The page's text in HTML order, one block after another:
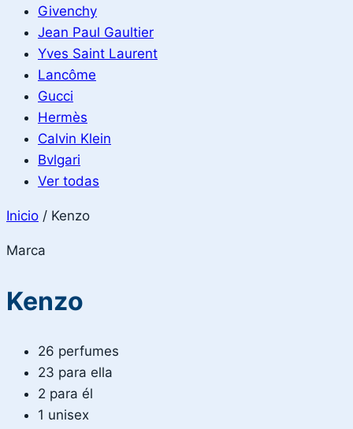
Givenchy
Jean Paul Gaultier
Yves Saint Laurent
Lancôme
Gucci
Hermès
Calvin Klein
Bvlgari
Ver todas
Inicio / Kenzo
Marca
Kenzo
26 perfumes
23 para ella
2 para él
1 unisex